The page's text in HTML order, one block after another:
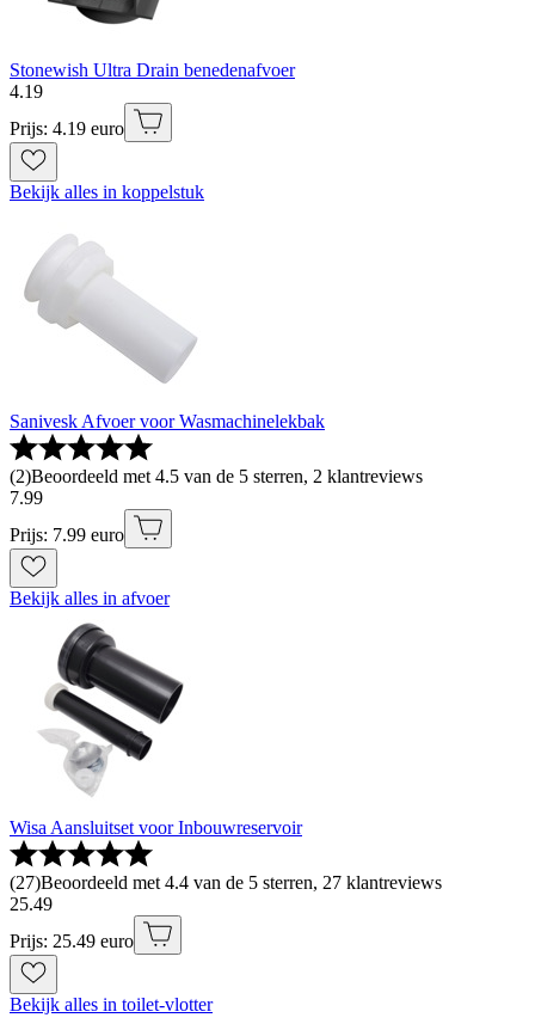
Stonewish Ultra Drain benedenafvoer
4.19
Prijs: 4.19 euro
Bekijk alles in koppelstuk
Sanivesk Afvoer voor Wasmachinelekbak
(2)Beoordeeld met 4.5 van de 5 sterren, 2 klantreviews
7.99
Prijs: 7.99 euro
Bekijk alles in afvoer
Wisa Aansluitset voor Inbouwreservoir
(27)Beoordeeld met 4.4 van de 5 sterren, 27 klantreviews
25.49
Prijs: 25.49 euro
Bekijk alles in toilet-vlotter